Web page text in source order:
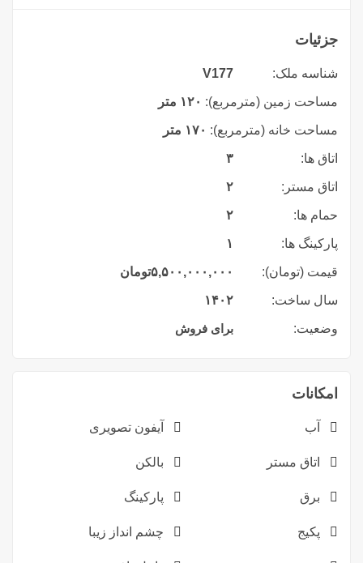
جزئیات
شناسه ملک: V177
مساحت زمین (مترمربع): ۱۲۰ متر
مساحت خانه (مترمربع): ۱۷۰ متر
اتاق ها: ۳
اتاق مستر: ۲
حمام ها: ۲
پارکینگ ها: ۱
قیمت (تومان): ۵,۵۰۰,۰۰۰,۰۰۰تومان
سال ساخت: ۱۴۰۲
وضعیت: برای فروش
امکانات
آب آیفون تصویری
اتاق مستر بالکن
برق پارکینگ
پکیج چشم انداز زیبا